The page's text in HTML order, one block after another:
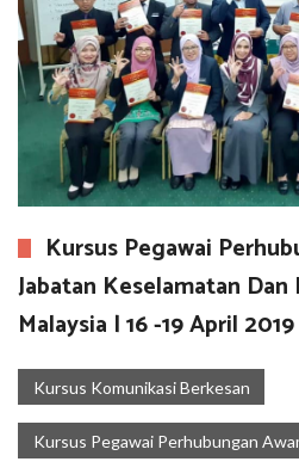
Kursus Pegawai
Jabatan Keselamatan
Malaysia | 16 -19 April 2019
Kursus Komunikasi Berkesan
Kursus Pegawai Perhubungan